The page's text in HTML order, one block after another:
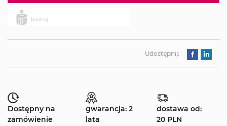
Udostępnij:
Dostępny na
zamówienie
gwarancja: 2
lata
dostawa od:
20 PLN